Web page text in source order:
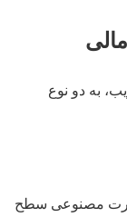
به دو نوع
مصنوعی سطح